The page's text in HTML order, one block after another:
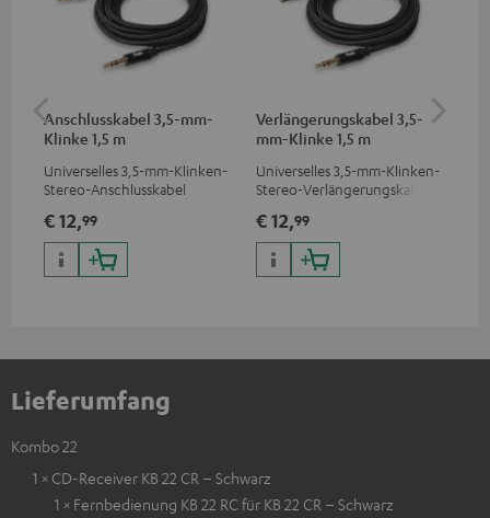
Anschlusskabel 3,5-mm-
Klinke 1,5 m
Universelles 3,5-mm-Klinken-
Stereo-Anschlusskabel
€ 12,99
Verlängerungskabel 3,5-
mm-Klinke 1,5 m
Universelles 3,5-mm-Klinken-
Stereo-Verlängerungskabel
€ 12,99
Lieferumfang
Kombo 22
1 × CD-Receiver KB 22 CR – Schwarz
1 × Fernbedienung KB 22 RC für KB 22 CR – Schwarz